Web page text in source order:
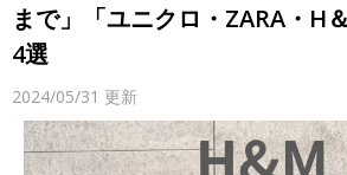
まで」「ユニクロ・ZARA・H
4選
2024/05/31 更新